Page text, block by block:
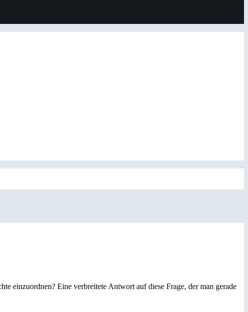
einzuordnen? Eine verbreitete Antwort auf diese Frage, der man gerade